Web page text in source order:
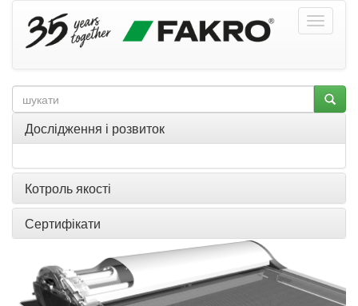
Дослідження і розвиток
Котроль якості
Сертифікати